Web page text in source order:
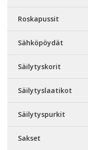
Roskapussit
Sähköpöydät
Säilytyskorit
Säilytyslaatikot
Säilytyspurkit
Sakset